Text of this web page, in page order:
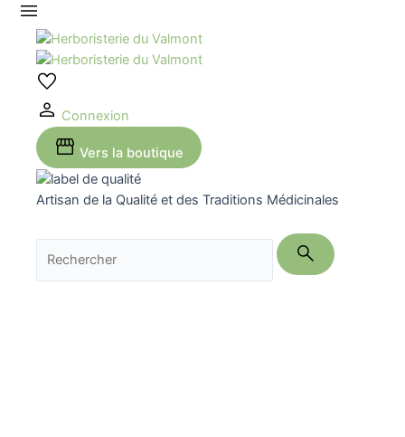
Aller
contenu
Connexion
Vers la boutique
Artisan de la Qualité et des Traditions Médicinales